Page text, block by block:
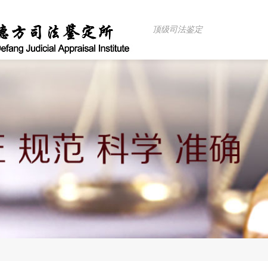
顶级司法鉴定